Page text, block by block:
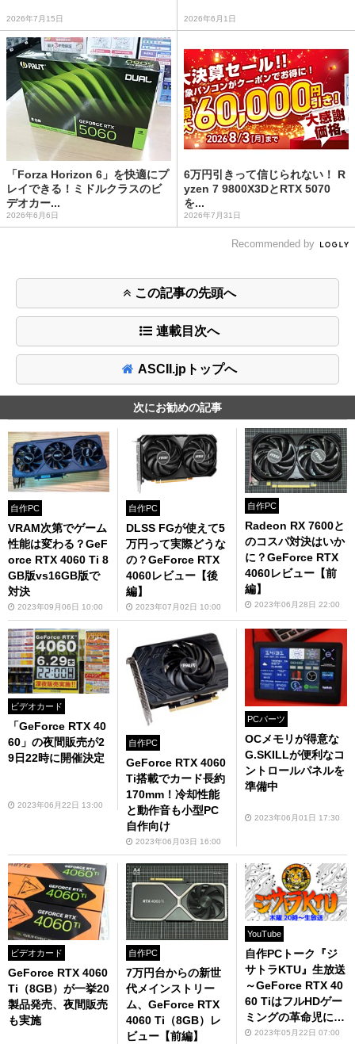
2026年7月15日 2026年6月1日
「Forza Horizon 6」を快適にプ
レイできる！ミドルクラスのビ
デオカー...
2026年6月6日
6万円引きって信じられない！ R
yzen 7 9800X3DとRTX 5070
を...
2026年7月31日
Recommended by
この記事の先頭へ
連載目次へ
ASCII.jpトップへ
次にお勧めの記事
自作PC
VRAM次第でゲーム
性能は変わる？GeF
orce RTX 4060 Ti 8
GB版vs16GB版で
対決
2023年09月06日 10:00
自作PC
DLSS FGが使えて5
万円って実際どうな
の？GeForce RTX
4060レビュー【後
編】
2023年07月02日 10:00
自作PC
Radeon RX 7600と
のコスパ対決はいか
に？GeForce RTX
4060レビュー【前
編】
2023年06月28日 22:00
ビデオカード
「GeForce RTX 40
60」の夜間販売が2
9日22時に開催決定
2023年06月22日 13:00
自作PC
GeForce RTX 4060
Ti搭載でカード長約
170mm！冷却性能
と動作音も小型PC
自作向け
2023年06月03日 16:00
PCパーツ
OCメモリが得意な
G.SKILLが便利なコ
ントロールパネルを
準備中
2023年06月01日 17:30
ビデオカード
GeForce RTX 4060
Ti（8GB）が一挙20
製品発売、夜間販売
も実施
自作PC
7万円台からの新世
代メインストリー
ム、GeForce RTX
4060 Ti（8GB）レ
ビュー【前編】
YouTube
自作PCトーク『ジ
サトラKTU』生放送
～GeForce RTX 40
60 TiはフルHDゲー
ミングの革命児にな
るか？～
2023年05月22日 07:00